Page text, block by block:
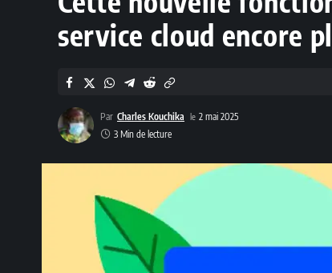
service cloud encore
Par Charles Kouchika
2 mai 2025
3 Min de lecture